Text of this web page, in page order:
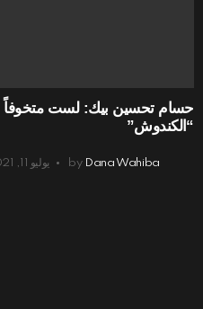
حسام تحسين بيك: لست متخوفاً
“الكندوش”
by Dana Wahiba يوليو 11, 2021, 6:38 م